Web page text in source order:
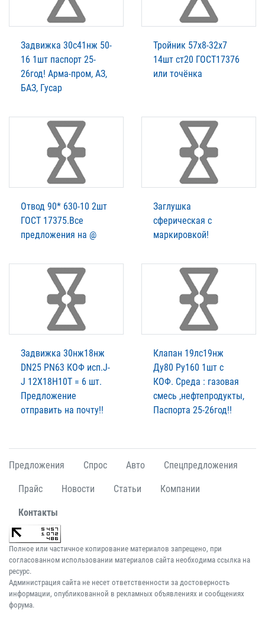
Задвижка 30с41нж 50-
16 1шт паспорт 25-
26год! Арма-пром, АЗ,
БАЗ, Гусар
Тройник 57х8-32х7
14шт ст20 ГОСТ17376
или точёнка
Отвод 90* 630-10 2шт
ГОСТ 17375.Все
предложения на @
Заглушка
сферическая с
маркировкой!
Задвижка 30нж18нж
DN25 PN63 КОФ исп.J-
J 12Х18Н10Т = 6 шт.
Предложение
отправить на почту!!
Клапан 19лс19нж
Ду80 Ру160 1шт с
КОФ. Среда : газовая
смесь ,нефтепродукты,
Паспорта 25-26год!!
Предложения Спрос Авто Спецпредложения
Прайс Новости Статьи Компании
Контакты
Полное или частичное копирование материалов запрещено, при
согласованном использовании материалов сайта необходима ссылка на
ресурс.
Администрация сайта не несет ответственности за достоверность
информации, опубликованной в рекламных объявлениях и сообщениях
форума.